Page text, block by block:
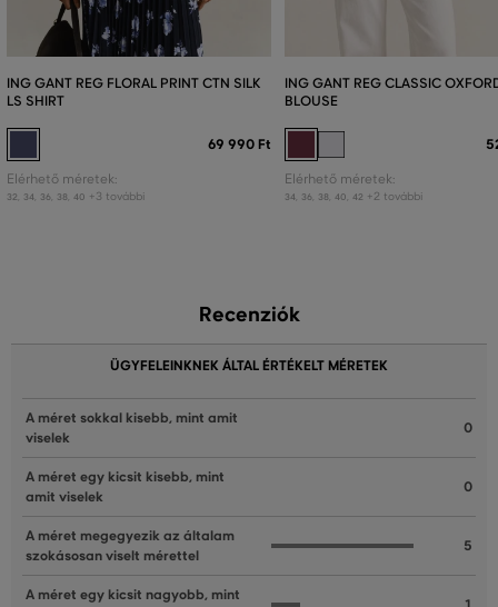
ING GANT REG FLORAL PRINT CTN SILK
LS SHIRT
69 990 Ft
Elérhető méretek:
32 34 36 38 40 +3 további
ING GANT REG CLASSIC
BLOUSE
Elérhető méretek:
34 36 38 40 42 +2 további
Recenziók
ÜGYFELEINKNEK ÁLTAL ÉRTÉKELT MÉRETEK
A méret sokkal kisebb, mint amit
viselek
0
A méret egy kicsit kisebb, mint
amit viselek
0
A méret megegyezik az általam
szokásosan viselt mérettel
5
A méret egy kicsit nagyobb, mint